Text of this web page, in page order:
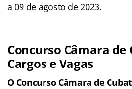
a 09 de agosto de 2023.
Concurso Câmara de
Cargos e Vagas
O Concurso Câmara de